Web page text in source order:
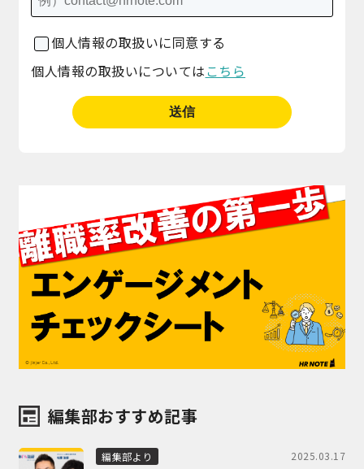
個人情報の取扱いに同意する
個人情報の取扱いについては こちら
編集部おすすめ記事
編集部より 2025.03.17